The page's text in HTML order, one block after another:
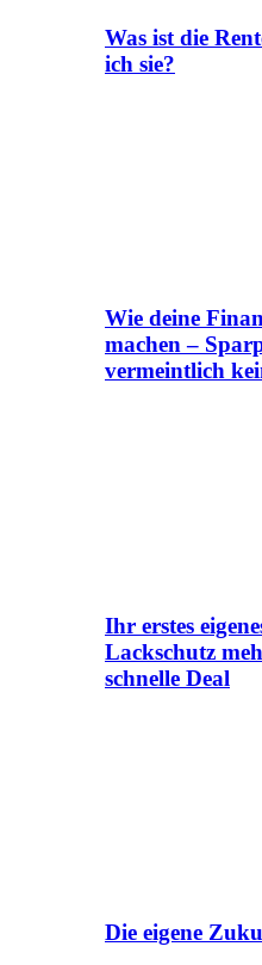
Was ist die
ich sie?
Wie deine
machen –
vermeintlich
Ihr erstes
Lackschutz
schnelle Deal
Die eigene